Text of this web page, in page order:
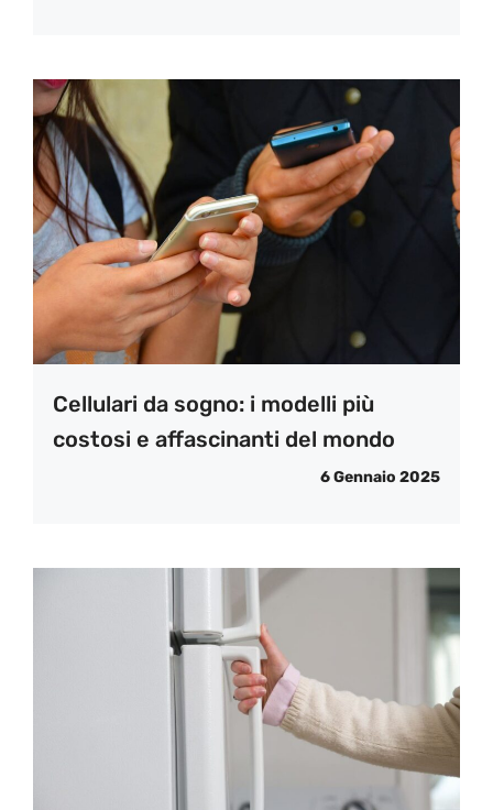
Cellulari da sogno: i modelli più
costosi e affascinanti del mondo
6 Gennaio 2025